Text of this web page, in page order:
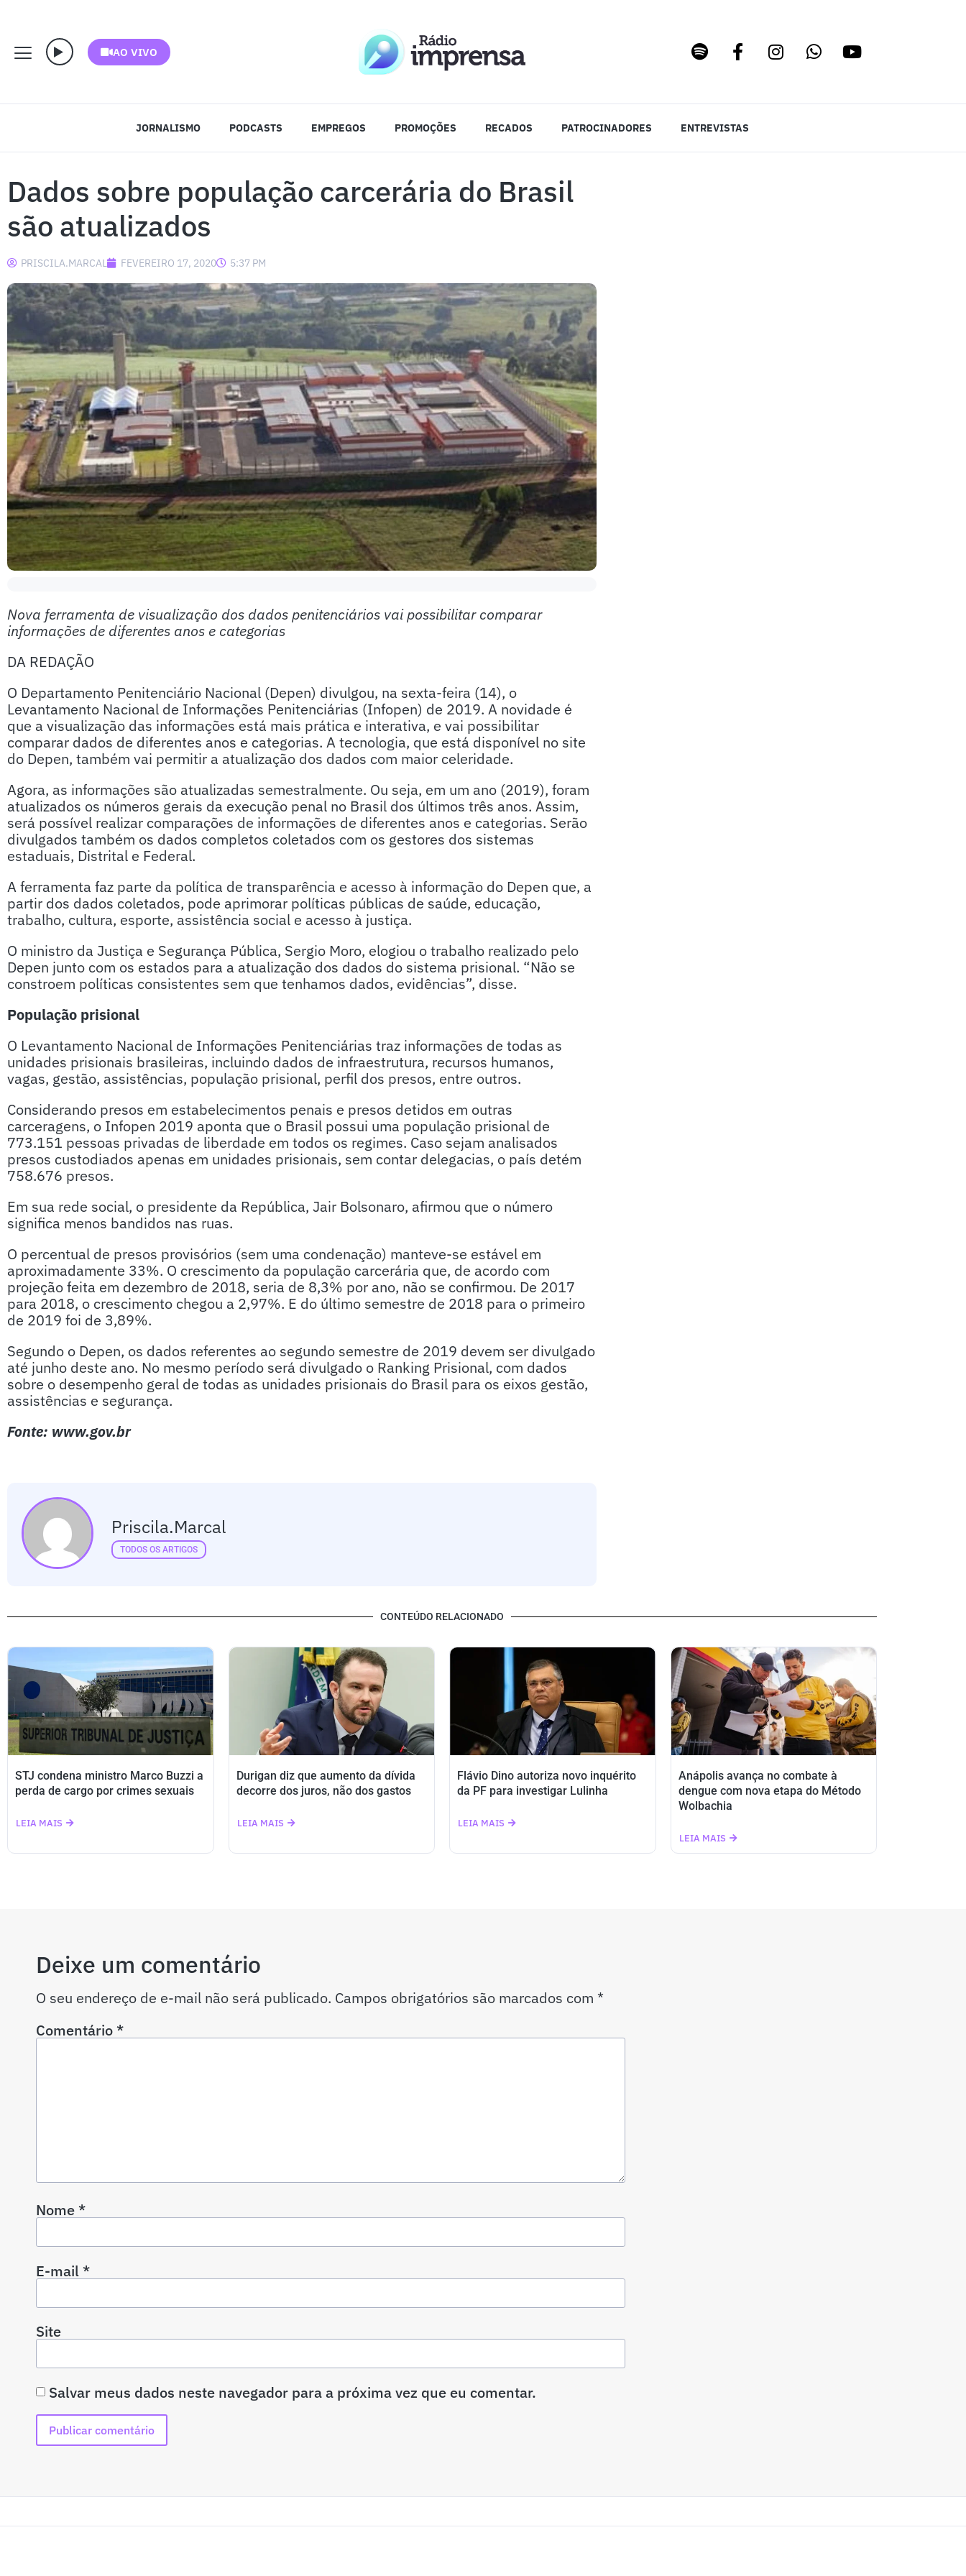
AO VIVO
JORNALISMO PODCASTS EMPREGOS PROMOÇÕES RECADOS PATROCINADORES ENTREVISTAS
Dados sobre população carcerária do Brasil
são atualizados
PRISCILA.MARCAL FEVEREIRO 17, 2020 5:37 PM
Nova ferramenta de visualização dos dados penitenciários vai possibilitar comparar
informações de diferentes anos e categorias
DA REDAÇÃO
O Departamento Penitenciário Nacional (Depen) divulgou, na sexta-feira (14), o
Levantamento Nacional de Informações Penitenciárias (Infopen) de 2019. A novidade é
que a visualização das informações está mais prática e interativa, e vai possibilitar
comparar dados de diferentes anos e categorias. A tecnologia, que está disponível no site
do Depen, também vai permitir a atualização dos dados com maior celeridade.
Agora, as informações são atualizadas semestralmente. Ou seja, em um ano (2019), foram
atualizados os números gerais da execução penal no Brasil dos últimos três anos. Assim,
será possível realizar comparações de informações de diferentes anos e categorias. Serão
divulgados também os dados completos coletados com os gestores dos sistemas
estaduais, Distrital e Federal.
A ferramenta faz parte da política de transparência e acesso à informação do Depen que, a
partir dos dados coletados, pode aprimorar políticas públicas de saúde, educação,
trabalho, cultura, esporte, assistência social e acesso à justiça.
O ministro da Justiça e Segurança Pública, Sergio Moro, elogiou o trabalho realizado pelo
Depen junto com os estados para a atualização dos dados do sistema prisional. “Não se
constroem políticas consistentes sem que tenhamos dados, evidências”, disse.
População prisional
O Levantamento Nacional de Informações Penitenciárias traz informações de todas as
unidades prisionais brasileiras, incluindo dados de infraestrutura, recursos humanos,
vagas, gestão, assistências, população prisional, perfil dos presos, entre outros.
Considerando presos em estabelecimentos penais e presos detidos em outras
carceragens, o Infopen 2019 aponta que o Brasil possui uma população prisional de
773.151 pessoas privadas de liberdade em todos os regimes. Caso sejam analisados
presos custodiados apenas em unidades prisionais, sem contar delegacias, o país detém
758.676 presos.
Em sua rede social, o presidente da República, Jair Bolsonaro, afirmou que o número
significa menos bandidos nas ruas.
O percentual de presos provisórios (sem uma condenação) manteve-se estável em
aproximadamente 33%. O crescimento da população carcerária que, de acordo com
projeção feita em dezembro de 2018, seria de 8,3% por ano, não se confirmou. De 2017
para 2018, o crescimento chegou a 2,97%. E do último semestre de 2018 para o primeiro
de 2019 foi de 3,89%.
Segundo o Depen, os dados referentes ao segundo semestre de 2019 devem ser divulgado
até junho deste ano. No mesmo período será divulgado o Ranking Prisional, com dados
sobre o desempenho geral de todas as unidades prisionais do Brasil para os eixos gestão,
assistências e segurança.
Fonte: www.gov.br
Priscila.marcal
TODOS OS ARTIGOS
CONTEÚDO RELACIONADO
STJ condena ministro Marco Buzzi a
perda de cargo por crimes sexuais
LEIA MAIS
Durigan diz que aumento da dívida
decorre dos juros, não dos gastos
LEIA MAIS
Flávio Dino autoriza novo inquérito
da PF para investigar Lulinha
LEIA MAIS
Anápolis avança no combate à
dengue com nova etapa do Método
Wolbachia
LEIA MAIS
Deixe um comentário
O seu endereço de e-mail não será publicado. Campos obrigatórios são marcados com *
Comentário*
Nome*
E-mail*
Site
Salvar meus dados neste navegador para a próxima vez que eu comentar.